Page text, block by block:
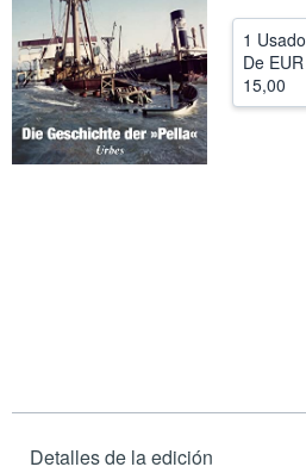
1 Usado
De EUR
15,00
Detalles de la edición